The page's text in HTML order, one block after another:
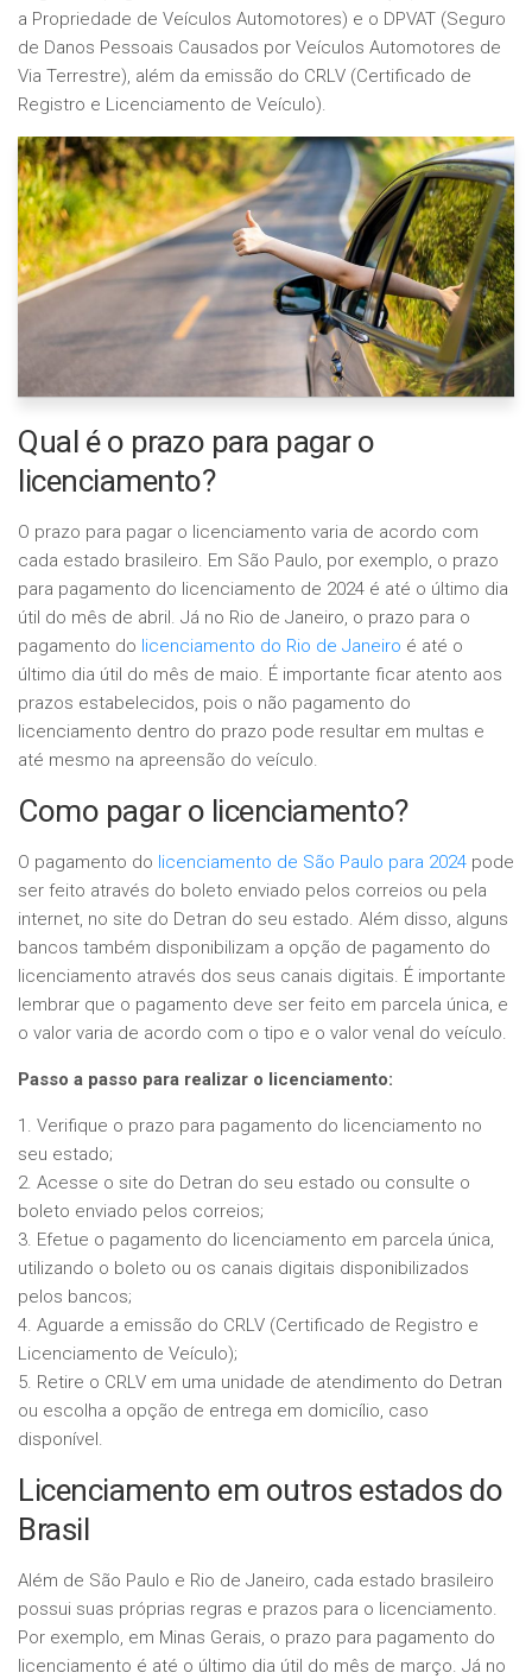
a Propriedade de Veículos Automotores) e o DPVAT (Seguro
de Danos Pessoais Causados por Veículos Automotores de
Via Terrestre), além da emissão do CRLV (Certificado de
Registro e Licenciamento de Veículo).
Qual é o prazo para pagar o
licenciamento?
O prazo para pagar o licenciamento varia de acordo com
cada estado brasileiro. Em São Paulo, por exemplo, o prazo
para pagamento do licenciamento de 2024 é até o último dia
útil do mês de abril. Já no Rio de Janeiro, o prazo para o
pagamento do licenciamento do Rio de Janeiro é até o
último dia útil do mês de maio. É importante ficar atento aos
prazos estabelecidos, pois o não pagamento do
licenciamento dentro do prazo pode resultar em multas e
até mesmo na apreensão do veículo.
Como pagar o licenciamento?
O pagamento do licenciamento de São Paulo para 2024 pode
ser feito através do boleto enviado pelos correios ou pela
internet, no site do Detran do seu estado. Além disso, alguns
bancos também disponibilizam a opção de pagamento do
licenciamento através dos seus canais digitais. É importante
lembrar que o pagamento deve ser feito em parcela única, e
o valor varia de acordo com o tipo e o valor venal do veículo.
Passo a passo para realizar o licenciamento:
1. Verifique o prazo para pagamento do licenciamento no
seu estado;
2. Acesse o site do Detran do seu estado ou consulte o
boleto enviado pelos correios;
3. Efetue o pagamento do licenciamento em parcela única,
utilizando o boleto ou os canais digitais disponibilizados
pelos bancos;
4. Aguarde a emissão do CRLV (Certificado de Registro e
Licenciamento de Veículo);
5. Retire o CRLV em uma unidade de atendimento do Detran
ou escolha a opção de entrega em domicílio, caso
disponível.
Licenciamento em outros estados do
Brasil
Além de São Paulo e Rio de Janeiro, cada estado brasileiro
possui suas próprias regras e prazos para o licenciamento.
Por exemplo, em Minas Gerais, o prazo para pagamento do
licenciamento é até o último dia útil do mês de março. Já no